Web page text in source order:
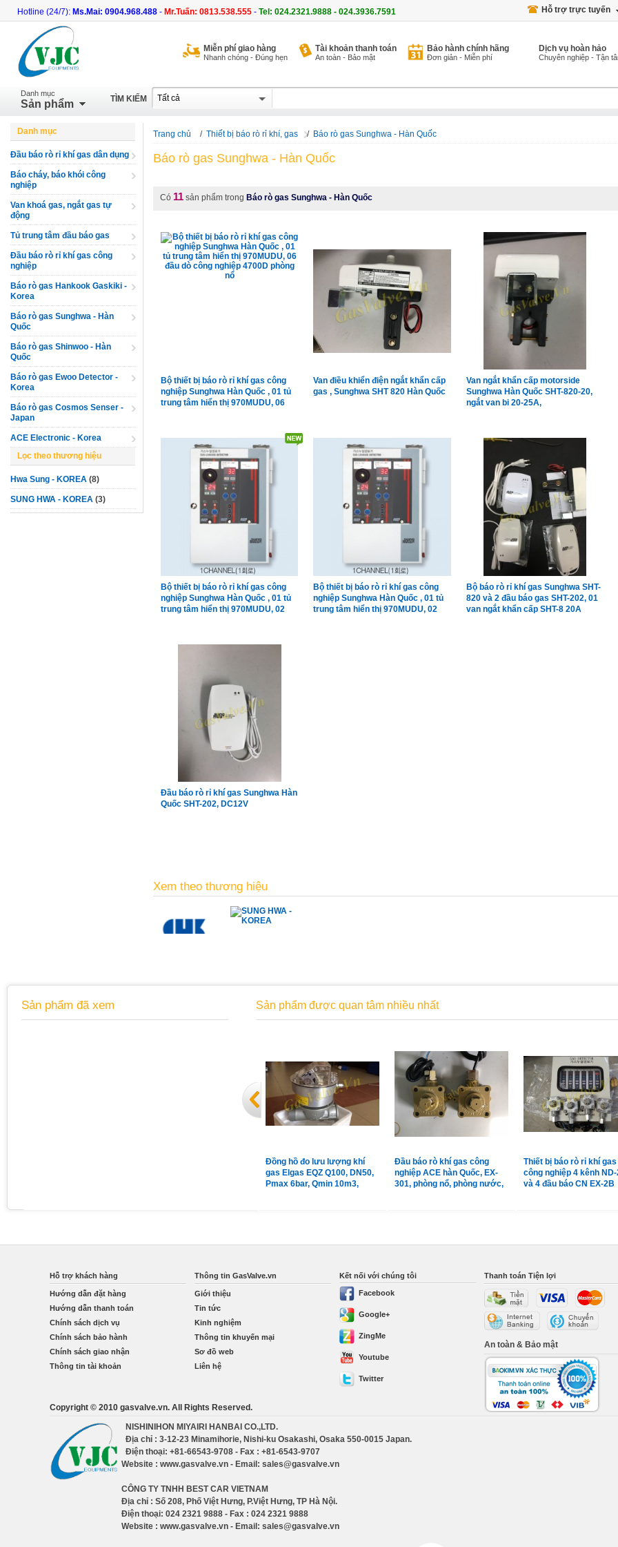
Hotline (24/7): Ms.Mai: 0904.968.488 - Mr.Tuấn: 0813.538.555 - Tel: 024.2321.9888 - 024.3936.7591 Hỗ trợ trực tuyến
Miễn phí giao hàng
Nhanh chóng - Đúng hẹn
Tài khoản thanh toán
An toàn - Bảo mật
Bảo hành chính hãng
Đơn giản - Miễn phí
Dịch vụ hoàn hảo
Chuyên nghiệp - Tận
TÌM KIẾM
Danh mục
Sản phẩm
Danh mục
Đầu báo rò rỉ khí gas dân dụng
Báo cháy, báo khói công
nghiệp
Van khoá gas, ngắt gas tự
động
Tủ trung tâm đầu báo gas
Đầu báo rò rỉ khí gas công
nghiệp
Báo rò gas Hankook Gaskiki -
Korea
Báo rò gas Sunghwa - Hàn
Quốc
Báo rò gas Shinwoo - Hàn
Quốc
Báo rò gas Ewoo Detector -
Korea
Báo rò gas Cosmos Senser -
Japan
ACE Electronic - Korea
Lọc theo thương hiệu
Hwa Sung - KOREA (8)
SUNG HWA - KOREA (3)
Trang chủ / Thiết bị báo rò rỉ khí, gas / Báo rò gas Sunghwa - Hàn Quốc
Báo rò gas Sunghwa - Hàn Quốc
Có 11 sản phẩm trong Báo rò gas Sunghwa - Hàn Quốc
Bộ thiết bị báo rò rỉ khí gas công
nghiệp Sunghwa Hàn Quốc , 01 tủ
trung tâm hiển thị 970MUDU, 06
Van điều khiển điện ngắt khẩn cấp
gas , Sunghwa SHT 820 Hàn Quốc
Van ngắt khẩn cấp motorside
Sunghwa Hàn Quốc SHT-820-20,
ngắt van bi 20-25A,
Bộ thiết bị báo rò rỉ khí gas công
nghiệp Sunghwa Hàn Quốc , 01 tủ
trung tâm hiển thị 970MUDU, 02
Bộ thiết bị báo rò rỉ khí gas công
nghiệp Sunghwa Hàn Quốc , 01 tủ
trung tâm hiển thị 970MUDU, 02
Bộ báo rò rỉ khí gas Sunghwa SHT-
820 và 2 đầu báo gas SHT-202, 01
van ngắt khẩn cấp SHT-8 20A
Đầu báo rò rỉ khí gas Sunghwa Hàn
Quốc SHT-202, DC12V
Xem theo thương hiệu
Sản phẩm đã xem Sản phẩm được quan tâm nhiều nhất
Đồng hồ đo lưu lượng khí
gas Elgas EQZ Q100, DN50,
Pmax 6bar, Qmin 10m3,
Đầu báo rò khí gas công
nghiệp ACE hàn Quốc, EX-
301, phòng nổ, phòng nước,
Thiết bị báo rò rỉ khí gas
công nghiệp 4 kênh
và 4 đầu báo CN EX-2B
Hỗ trợ khách hàng
Hướng dẫn đặt hàng
Hướng dẫn thanh toán
Chính sách dịch vụ
Chính sách bảo hành
Chính sách giao nhận
Thông tin tài khoản
Thông tin GasValve.vn
Giới thiệu
Tin tức
Kinh nghiệm
Thông tin khuyến mại
Sơ đồ web
Liên hệ
Kết nối với chúng tôi
Facebook
Google+
ZingMe
Youtube
Twitter
Thanh toán Tiện lợi
An toàn & Bảo mật
Copyright © 2010 gasvalve.vn. All Rights Reserved.
NISHINIHON MIYAIRI HANBAI CO.,LTD.
Địa chỉ : 3-12-23 Minamihorie, Nishi-ku Osakashi, Osaka 550-0015 Japan.
Điện thoại: +81-66543-9708 - Fax : +81-6543-9707
Website : www.gasvalve.vn - Email: sales@gasvalve.vn
CÔNG TY TNHH BEST CAR VIETNAM
Địa chỉ : Số 208, Phố Việt Hưng, P.Việt Hưng, TP Hà Nội.
Điện thoại: 024 2321 9888 - Fax : 024 2321 9888
Website : www.gasvalve.vn - Email: sales@gasvalve.vn